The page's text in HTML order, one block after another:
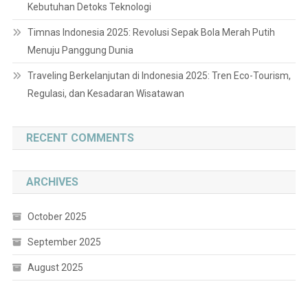
Kebutuhan Detoks Teknologi
Timnas Indonesia 2025: Revolusi Sepak Bola Merah Putih
Menuju Panggung Dunia
Traveling Berkelanjutan di Indonesia 2025: Tren Eco-Tourism,
Regulasi, dan Kesadaran Wisatawan
RECENT COMMENTS
ARCHIVES
October 2025
September 2025
August 2025